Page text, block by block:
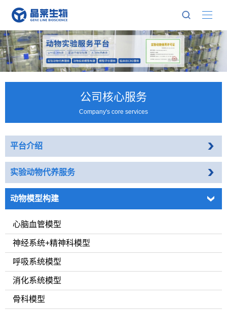
公司核心服务
Company's core services
平台介绍
实验动物代养服务
动物模型构建
心脑血管模型
神经系统+精神科模型
呼吸系统模型
消化系统模型
骨科模型